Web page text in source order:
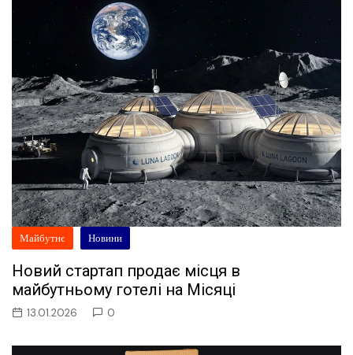
Майбутнє Новини
Новий стартап продає місця в
майбутньому готелі на Місяці
13.01.2026 0